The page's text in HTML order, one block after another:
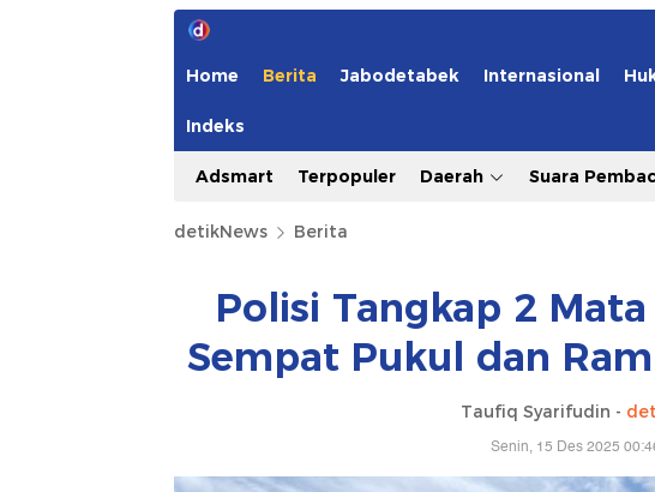
Home Berita Jabodetabek Internasional
Indeks
Adsmart Terpopuler Daerah Suara
detikNews Berita
Polisi Tangkap 2
Sempat Pukul dan
Taufiq Syarifudin -
Senin, 15 Des 2025